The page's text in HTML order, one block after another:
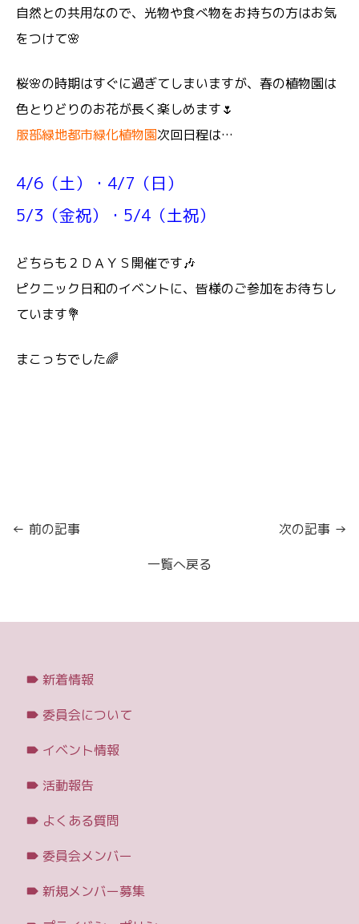
自然との共用なので、光物や食べ物をお持ちの方はお気
をつけて🌸
桜🌸の時期はすぐに過ぎてしまいますが、春の植物園は
色とりどりのお花が長く楽しめます🌷
服部緑地都市緑化植物園次回日程は…
4/6（土）・4/7（日）
5/3（金祝）・5/4（土祝）
どちらも２ＤＡＹＳ開催です🎶
ピクニック日和のイベントに、皆様のご参加をお待ちし
ています💐
まこっちでした🌈
← 前の記事
次の記事 →
一覧へ戻る
新着情報
委員会について
イベント情報
活動報告
よくある質問
委員会メンバー
新規メンバー募集